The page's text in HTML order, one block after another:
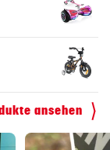
ansehen